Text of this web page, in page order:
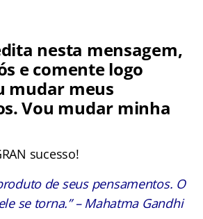
nesta mensagem,
e comente logo
mudar meus
Vou mudar minha
sucesso!
de seus pensamentos. O
se torna.” – Mahatma Gandhi